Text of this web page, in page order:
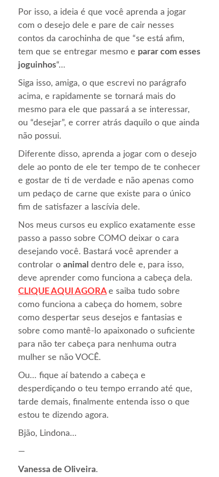
Por isso, a ideia é que você aprenda a jogar
com o desejo dele e pare de cair nesses
contos da carochinha de que “se está afim,
tem que se entregar mesmo e parar com esses
joguinhos“…
Siga isso, amiga, o que escrevi no parágrafo
acima, e rapidamente se tornará mais do
mesmo para ele que passará a se interessar,
ou “desejar”, e correr atrás daquilo o que ainda
não possui.
Diferente disso, aprenda a jogar com o desejo
dele ao ponto de ele ter tempo de te conhecer
e gostar de ti de verdade e não apenas como
um pedaço de carne que existe para o único
fim de satisfazer a lascívia dele.
Nos meus cursos eu explico exatamente esse
passo a passo sobre COMO deixar o cara
desejando você. Bastará você aprender a
controlar oanimal dentro dele e, para isso,
deve aprender como funciona a cabeça dela.
CLIQUE AQUIAGORA e saiba tudo sobre
como funciona a cabeça do homem, sobre
como despertar seus desejos e fantasias e
sobre como mantê-lo apaixonado o suficiente
para não ter cabeça para nenhuma outra
mulher se não VOCÊ.
Ou… fique aí batendo a cabeça e
desperdiçando o teu tempo errando até que,
tarde demais, finalmente entenda isso o que
estou te dizendo agora.
Bjão, Lindona…
—
Vanessa de Oliveira.